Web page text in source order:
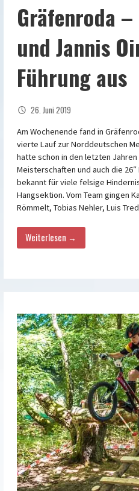
Gräfenroda
und Jannis
Führung aus
26. Juni 2019
Am Wochenende fand in
vierte Lauf zur Norddeutschen
hatte schon in den letzten
Meisterschaften und auch die
bekannt für viele felsige
Hangsektion. Vom Team gingen
Römmelt, Tobias Nehler, Luis
Weiterlesen →